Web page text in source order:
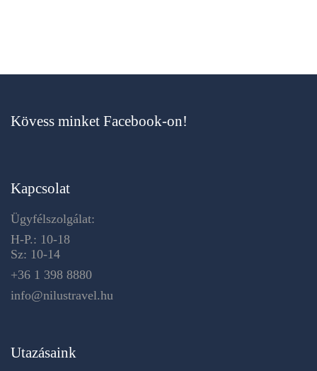
Kövess minket Facebook-on!
Kapcsolat
Ügyfélszolgálat:
H-P.: 10-18
Sz: 10-14
+36 1 398 8880
info@nilustravel.hu
Utazásaink